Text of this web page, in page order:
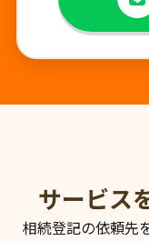
サービス
相続登記の依頼先